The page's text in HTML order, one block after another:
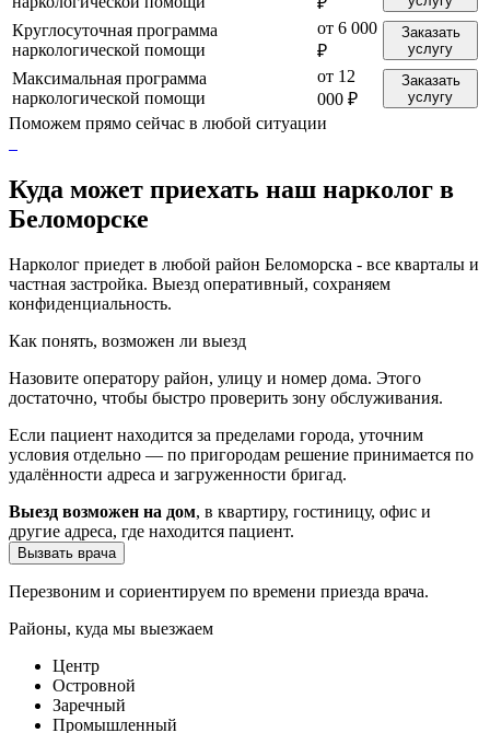
Круглосуточная программа
наркологической помощи
от 6 000
₽
Заказать
услугу
Максимальная программа
наркологической помощи
от 12
000 ₽
Заказать
услугу
Поможем прямо сейчас в любой ситуации
Куда может приехать наш нарколог в
Беломорске
Нарколог приедет в любой район Беломорска - все кварталы и
частная застройка. Выезд оперативный, сохраняем
конфиденциальность.
Как понять, возможен ли выезд
Назовите оператору район, улицу и номер дома. Этого
достаточно, чтобы быстро проверить зону обслуживания.
Если пациент находится за пределами города, уточним
условия отдельно — по пригородам решение принимается по
удалённости адреса и загруженности бригад.
Выезд возможен на дом, в квартиру, гостиницу, офис и
другие адреса, где находится пациент.
Вызвать врача
Перезвоним и сориентируем по времени приезда врача.
Районы, куда мы выезжаем
Центр
Островной
Заречный
Промышленный